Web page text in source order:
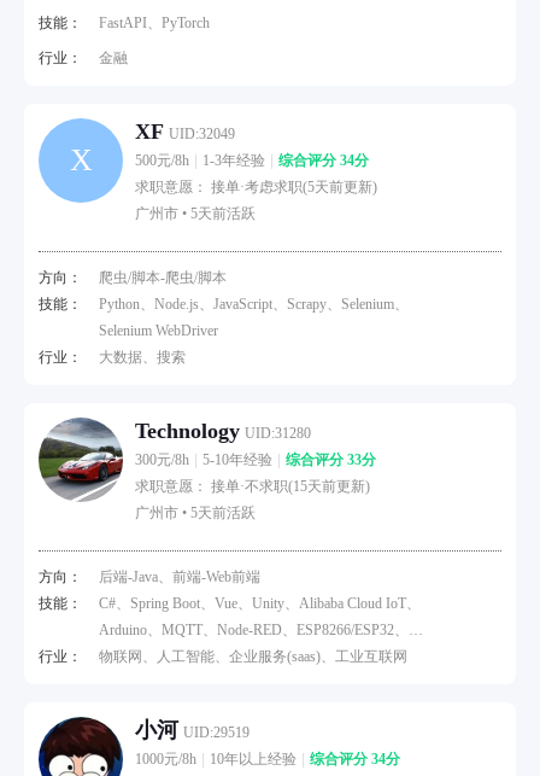
技能： FastAPI、PyTorch
行业： 金融
X
XF UID:32049
500元/8h
1-3年经验
综合评分 34分
求职意愿： 接单·考虑求职(5天前更新)
广州市 • 5天前活跃
方向：
爬虫/脚本-爬虫/脚本
技能：
Python、Node.js、JavaScript、Scrapy、Selenium、
Selenium WebDriver
行业：
大数据、搜索
Technology UID:31280
300元/8h
5-10年经验
综合评分 33分
求职意愿： 接单·不求职(15天前更新)
广州市 • 5天前活跃
方向：
后端-Java、前端-Web前端
技能：
C#、Spring Boot、Vue、Unity、Alibaba Cloud IoT、
Arduino、MQTT、Node-RED、ESP8266/ESP32、
Raspberry Pi
行业： 物联网、人工智能、企业服务(saas)、工业互联网
小河 UID:29519
1000元/8h
10年以上经验
综合评分 34分